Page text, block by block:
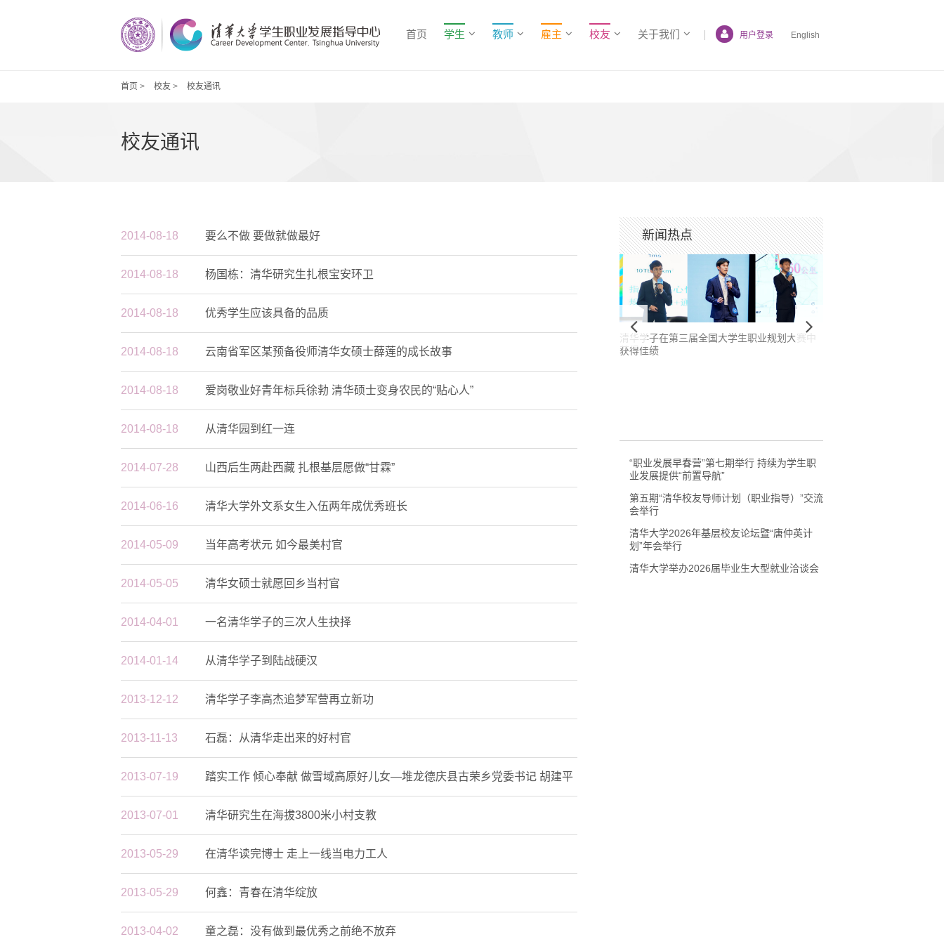
用户登录 English
首页 学生 教师 雇主 校友 关于我们
首页 > 校友 > 校友通讯
校友通讯
2014-08-18 要么不做 要做就做最好
2014-08-18 杨国栋：清华研究生扎根宝安环卫
2014-08-18 优秀学生应该具备的品质
2014-08-18 云南省军区某预备役师清华女硕士薛莲的成长故事
2014-08-18 爱岗敬业好青年标兵徐勃 清华硕士变身农民的“贴心人”
2014-08-18 从清华园到红一连
2014-07-28 山西后生两赴西藏 扎根基层愿做“甘霖”
2014-06-16 清华大学外文系女生入伍两年成优秀班长
2014-05-09 当年高考状元 如今最美村官
2014-05-05 清华女硕士就愿回乡当村官
2014-04-01 一名清华学子的三次人生抉择
2014-01-14 从清华学子到陆战硬汉
2013-12-12 清华学子李高杰追梦军营再立新功
2013-11-13 石磊：从清华走出来的好村官
2013-07-19 踏实工作 倾心奉献 做雪域高原好儿女—堆龙德庆县古荣乡党委书记 胡建平
2013-07-01 清华研究生在海拔3800米小村支教
2013-05-29 在清华读完博士 走上一线当电力工人
2013-05-29 何鑫：青春在清华绽放
2013-04-02 童之磊：没有做到最优秀之前绝不放弃
新闻热点
清华大学第21届职业生涯教练计划启动
学生职业发展指导中心为家庭经济困难学生发
清华学子在第三届全国大学生职业规划大赛中
获得佳绩
“职业发展早春营”第七期举行 持续为学生职
业发展提供“前置导航”
第五期“清华校友导师计划（职业指导）”交流
会举行
清华大学2026年基层校友论坛暨“唐仲英计
划”年会举行
清华大学举办2026届毕业生大型就业洽谈会